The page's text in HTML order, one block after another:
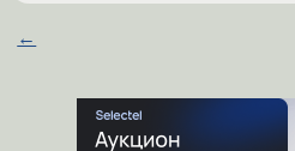
←